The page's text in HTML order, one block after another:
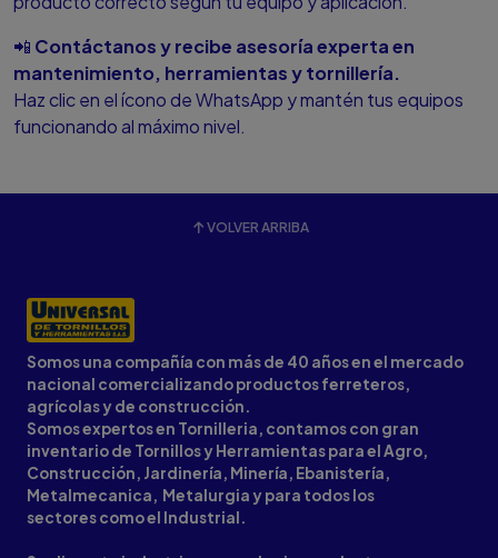
📲 Contáctanos y recibe asesoría experta en
mantenimiento, herramientas y tornillería.
Haz clic en el ícono de WhatsApp y mantén tus equipos
funcionando al máximo nivel.
VOLVER ARRIBA
Somos una compañía con más de 40 años en el mercado
nacional comercializando productos ferreteros,
agrícolas y de construcción.
Somos expertos en Tornilleria, contamos con gran
inventario de Tornillos y Herramientas para el Agro,
Construcción, Jardinería, Minería, Ebanistería,
Metalmecanica, Metalurgia y para todos los
sectores como el Industrial.